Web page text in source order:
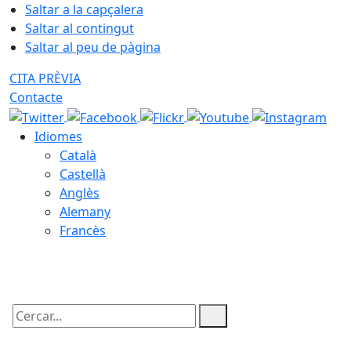
Saltar a la capçalera
Saltar al contingut
Saltar al peu de pàgina
CITA PRÈVIA
Contacte
Idiomes
Català
Castellà
Anglès
Alemany
Francès
Cercar: